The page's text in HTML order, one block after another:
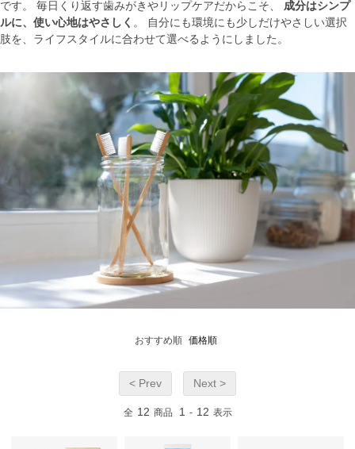
です。 毎日くり返す歯みがきやリップケアだからこそ、 成分はシンプ
ルに、使い心地はやさしく 。 自分にも環境にも少しだけやさしい選択
肢を、ライフスタイルに合わせて選べるようにしました。
おすすめ順 価格順
< Prev Next >
全 12 商品 1 - 12 表示